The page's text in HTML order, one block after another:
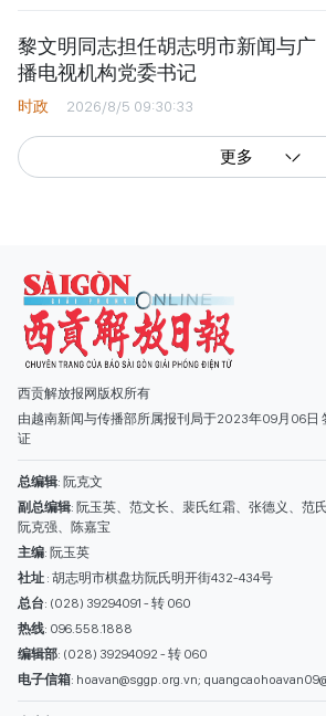
时政 2026/8/5 09:30:33
西贡解放报网版权所有
由越南新闻与传播部所属报刊局于2023年09月06日
证
阮克强、陈嘉宝